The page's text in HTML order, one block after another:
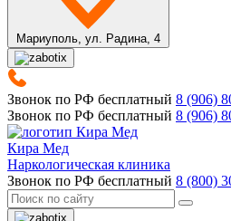
Мариуполь, ул. Радина, 4
Звонок по РФ бесплатный 8 (906)
Звонок по РФ бесплатный 8 (906)
Кира Мед
Наркологическая клиника
Звонок по РФ бесплатный 8 (800)